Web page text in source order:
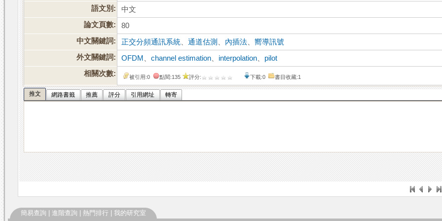
語文別:
中文
論文頁數:
80
中文關鍵詞:
正交分頻通訊系統 、通道估測 內插法 、嚮導訊號
外文關鍵詞:
OFDM 、channel estimation interpolation
pilot
相關次數:
被引用:0 點閱:135 評分: 下載:0 書目收藏:1
推文 網路書籤 推薦 評分 引用網址 轉寄
簡易查詢 進階查詢 熱門排行 我的研究室